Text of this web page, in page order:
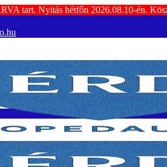
tart. Nyitás hétfőn 2026.08.10-én.